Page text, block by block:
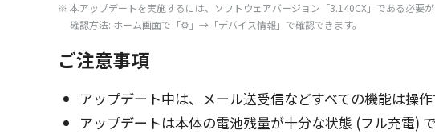
※ 本アップデートを実施するには、 ソフトウェアバージョン 「3.140CX」である必要
確認方法: ホーム画面で「⚙」→「デバイス情報」で確認できます。
ご注意事項
アップデート中は、 メール送受信などすべての機能は操作
アップデートは本体の電池残量が十分な状態 (フル充電) で